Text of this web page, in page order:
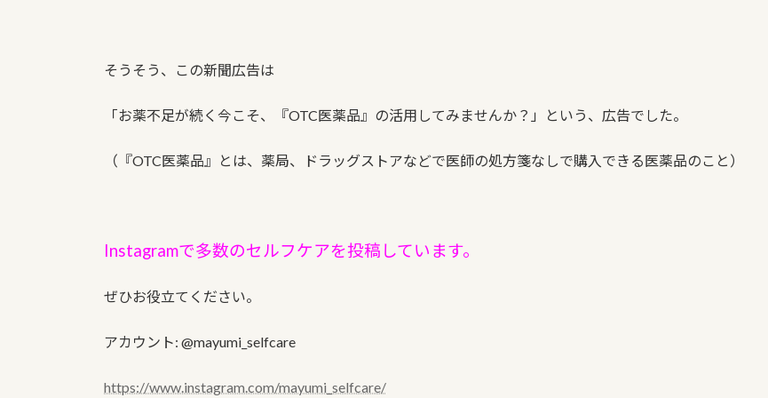
そうそう、この新聞広告は
「お薬不足が続く今こそ、『OTC医薬品』の活用してみませんか？」という、広告でした。
（『OTC医薬品』とは、薬局、ドラッグストアなどで医師の処方箋なしで購入できる医薬品のこと）
Instagramで多数のセルフケアを投稿しています。
ぜひお役立てください。
アカウント: @mayumi_selfcare
https://www.instagram.com/mayumi_selfcare/